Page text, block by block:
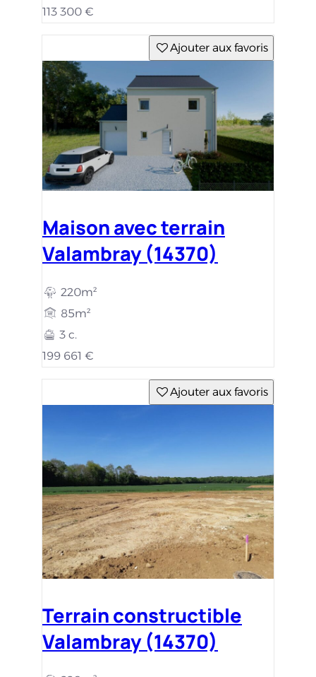
113 300 €
Ajouter aux favoris
Maison avec terrain
Valambray (14370)
220m²
85m²
3 c.
199 661 €
Ajouter aux favoris
Terrain constructible
Valambray (14370)